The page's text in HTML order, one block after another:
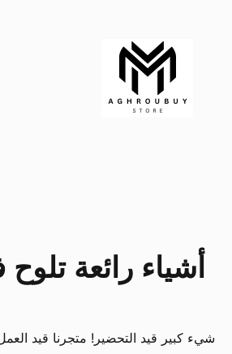
أشياء رائعة
شيء كبير قيد التحضير! متجرنا قيد